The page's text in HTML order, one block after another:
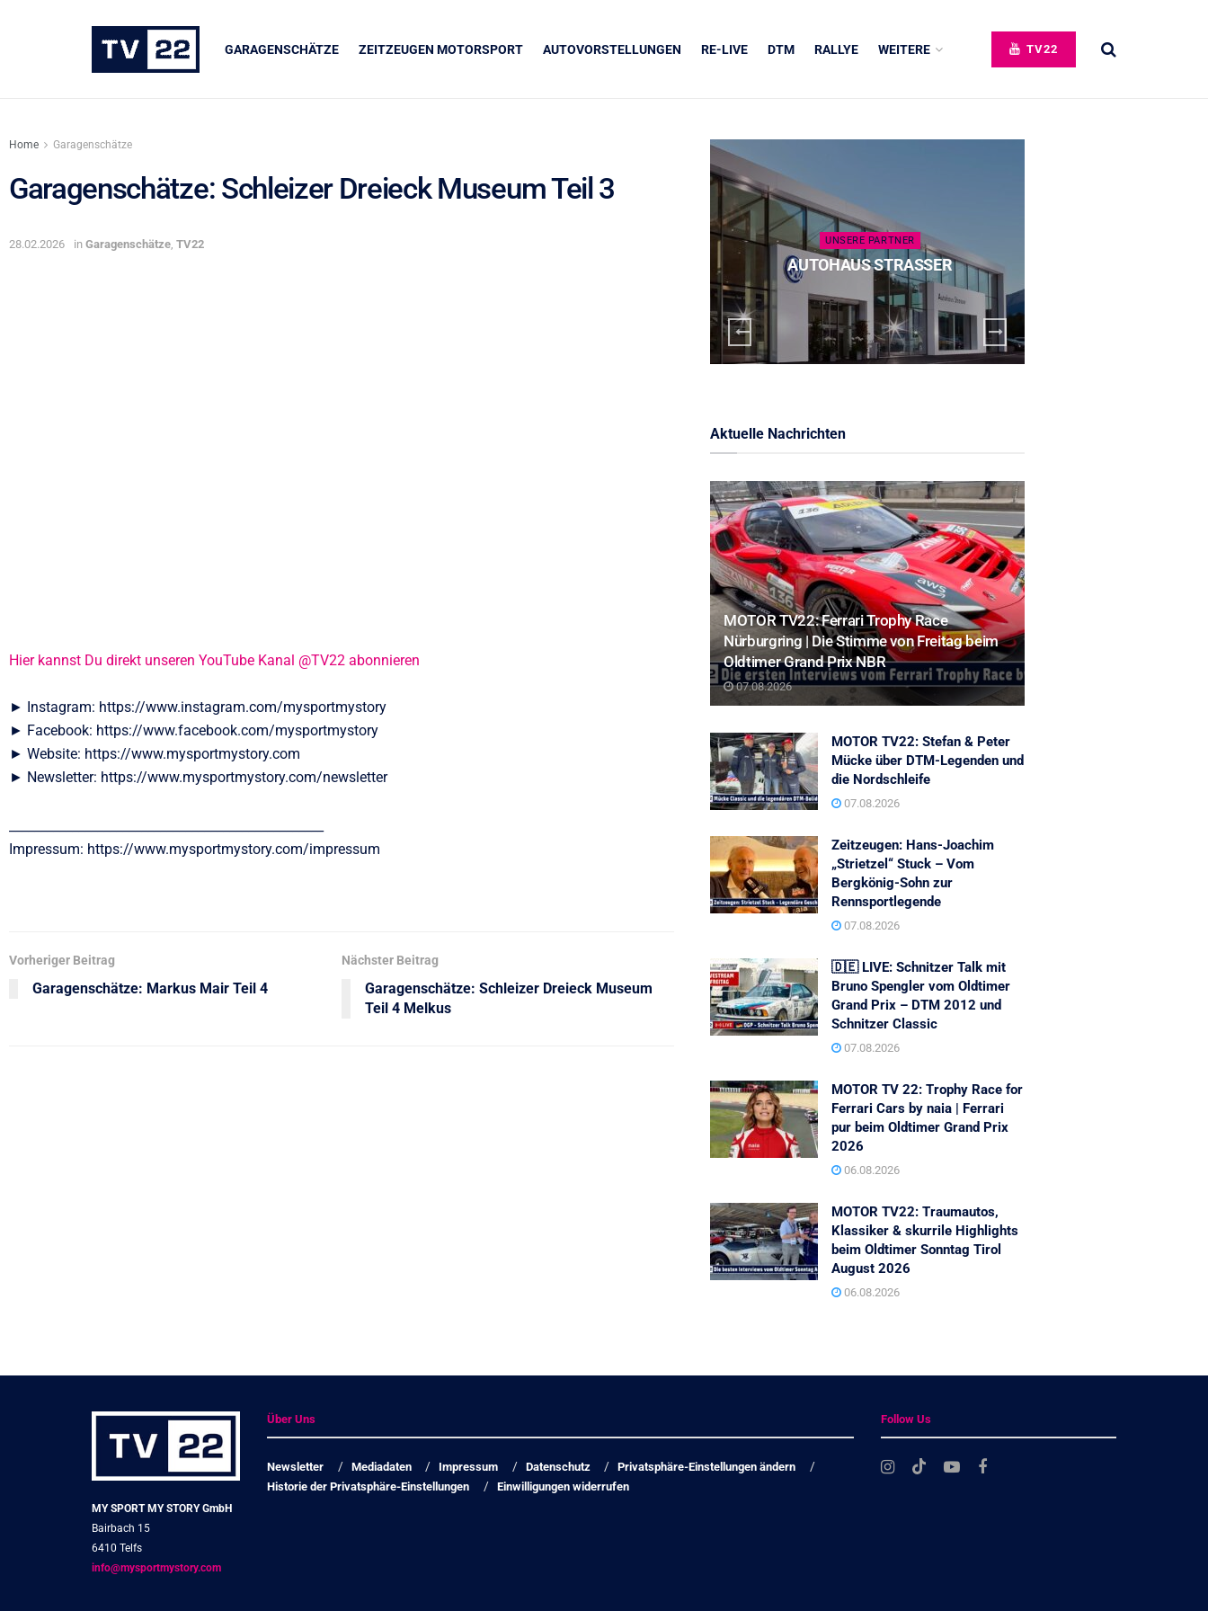
GARAGENSCHÄTZE ZEITZEUGEN MOTORSPORT AUTOVORSTELLUNGEN RE-LIVE DTM RALLYE WEITERE TV22
Home Garagenschätze
Garagenschätze: Schleizer Dreieck Museum Teil 3
28.02.2026 in Garagenschätze, TV22
Hier kannst Du direkt unseren YouTube Kanal @TV22 abonnieren
► Instagram: https://www.instagram.com/mysportmystory
► Facebook: https://www.facebook.com/mysportmystory
► Website: https://www.mysportmystory.com
► Newsletter: https://www.mysportmystory.com/newsletter
Impressum: https://www.mysportmystory.com/impressum
Vorheriger Beitrag
Garagenschätze: Markus Mair Teil 4
Nächster Beitrag
Garagenschätze: Schleizer Dreieck Museum
Teil 4 Melkus
UNSERE PARTNER UNSERE PARTNER
AUTOHAUS STRASSER
Aktuelle Nachrichten
MOTOR TV22: Ferrari Trophy Race
Nürburgring | Die Stimme von Freitag beim
Oldtimer Grand Prix NBR
07.08.2026
MOTOR TV22: Stefan & Peter
Mücke über DTM-Legenden und
die Nordschleife
07.08.2026
Zeitzeugen: Hans-Joachim
„Strietzel“ Stuck – Vom
Bergkönig-Sohn zur
Rennsportlegende
07.08.2026
🇩🇪 LIVE: Schnitzer Talk mit
Bruno Spengler vom Oldtimer
Grand Prix – DTM 2012 und
Schnitzer Classic
07.08.2026
MOTOR TV 22: Trophy Race for
Ferrari Cars by naia | Ferrari
pur beim Oldtimer Grand Prix
2026
06.08.2026
MOTOR TV22: Traumautos,
Klassiker & skurrile Highlights
beim Oldtimer Sonntag Tirol
August 2026
06.08.2026
MY SPORT MY STORY GmbH
Bairbach 15
6410 Telfs
info@mysportmystory.com
Über Uns
Newsletter Mediadaten Impressum Datenschutz
Privatsphäre-Einstellungen ändern
Historie der Privatsphäre-Einstellungen
Einwilligungen widerrufen
Follow Us